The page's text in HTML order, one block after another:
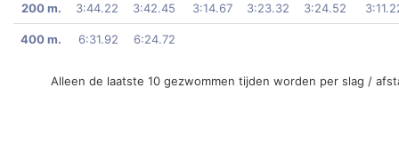
200 m. 3:44.22 3:42.45 3:14.67 3:23.32 3:24.52
400 m. 6:31.92 6:24.72
Alleen de laatste 10 gezwommen tijden worden per slag /